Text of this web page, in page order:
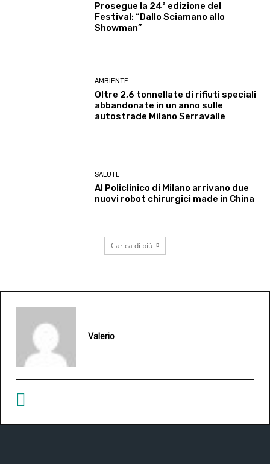
Prosegue la 24ª edizione del
Festival: “Dallo Sciamano allo
Showman”
AMBIENTE
Oltre 2,6 tonnellate di rifiuti speciali
abbandonate in un anno sulle
autostrade Milano Serravalle
SALUTE
Al Policlinico di Milano arrivano due
nuovi robot chirurgici made in China
Carica di più
Valerio